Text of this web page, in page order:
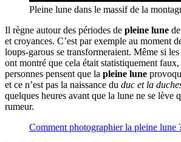
Pleine lune dans le massif de la
Il règne autour des périodes de pleine lune
et croyances. C’est par exemple au moment
loups-garous se transformeraient. Même si
ont montré que cela était statistiquement faux,
personnes pensent que la pleine lune
et ce n’est pas la naissance du duc et la
quelques heures avant que la lune ne se lève
rumeur.
Comment photographier la pleine lune